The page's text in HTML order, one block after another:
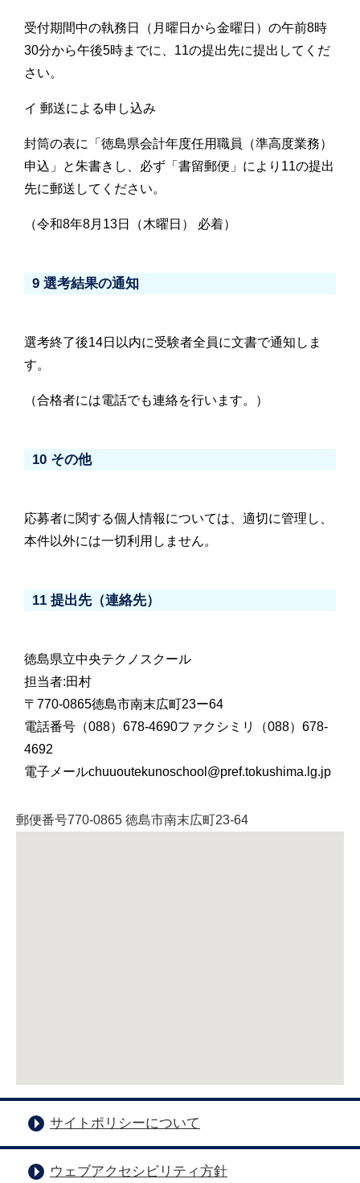
受付期間中の執務日（月曜日から金曜日）の午前8時
30分から午後5時までに、11の提出先に提出してくだ
さい。
イ 郵送による申し込み
封筒の表に「徳島県会計年度任用職員（準高度業務）
申込」と朱書きし、必ず「書留郵便」により11の提出
先に郵送してください。
（令和8年8月13日（木曜日） 必着）
9 選考結果の通知
選考終了後14日以内に受験者全員に文書で通知しま
す。
（合格者には電話でも連絡を行います。）
10 その他
応募者に関する個人情報については、適切に管理し、
本件以外には一切利用しません。
11 提出先（連絡先）
徳島県立中央テクノスクール
担当者:田村
〒770-0865徳島市南末広町23ー64
電話番号（088）678-4690ファクシミリ（088）678-
4692
電子メールchuuoutekunoschool@pref.tokushima.lg.jp
郵便番号770-0865 徳島市南末広町23-64
サイトポリシーについて
ウェブアクセシビリティ方針